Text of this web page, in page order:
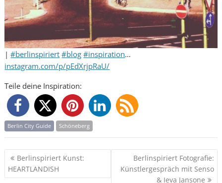
|#berlinspiriert #blog #inspiration…
instagram.com/p/pEdXrjpRaU/
Teile deine Inspiration:
Berlin City Guide Schöneberg
Beitragsnavigation
Berlinspiriert Kunst:
HEARTLANDISH
Berlinspiriert Fotografie:
Künstlergespräch mit Senso
& Ieva Jansone